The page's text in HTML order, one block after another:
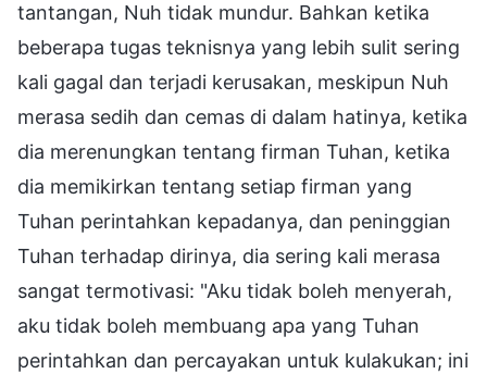
tantangan, Nuh tidak mundur. Bahkan ketika
beberapa tugas teknisnya yang lebih sulit sering
kali gagal dan terjadi kerusakan, meskipun Nuh
merasa sedih dan cemas di dalam hatinya, ketika
dia merenungkan tentang firman Tuhan, ketika
dia memikirkan tentang setiap firman yang
Tuhan perintahkan kepadanya, dan peninggian
Tuhan terhadap dirinya, dia sering kali merasa
sangat termotivasi: "Aku tidak boleh menyerah,
aku tidak boleh membuang apa yang Tuhan
perintahkan dan percayakan untuk kulakukan; ini